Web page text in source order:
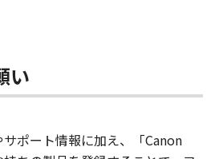
い
ポート情報に加え、「Canon